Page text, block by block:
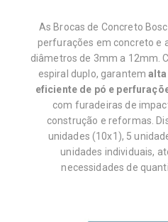
As Brocas de Concreto
perfurações em concreto e
diâmetros de 3mm a 12mm.
espiral duplo, garantem
eficiente de pó e
com furadeiras de
construção e reformas.
unidades (10x1), 5
unidades individuais,
necessidades de